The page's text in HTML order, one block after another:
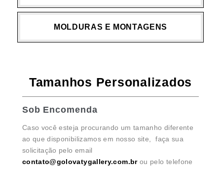
MOLDURAS E MONTAGENS
Tamanhos Personalizados
Sob Encomenda
Caso você esteja procurando um tamanho diferente
ao que disponibilizamos em nosso site, faça sua
solicitação pelo email
contato@golovatygallery.com.brou pelo telefone